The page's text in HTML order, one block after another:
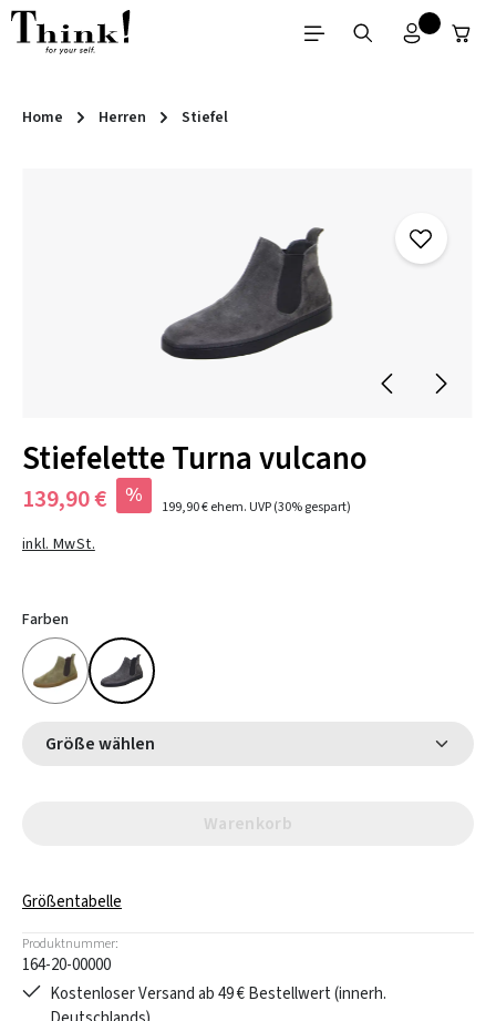
Zum Hauptinhalt springen
Home Herren Stiefel
Stiefelette Turna vulcano
139,90 € % 199,90 €ehem. UVP(30% gespart)
inkl. MwSt.
Farben
Größe wählen
Warenkorb
Größentabelle
Produktnummer:
164-20-00000
Kostenloser Versand ab 49 € Bestellwert (innerh.